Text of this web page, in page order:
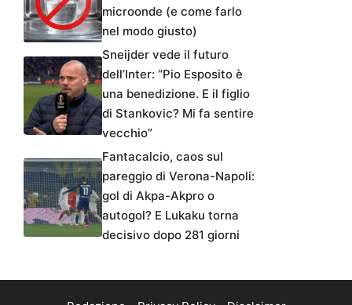
microonde (e come farlo
nel modo giusto)
Sneijder vede il futuro
dell’Inter: “Pio Esposito è
una benedizione. E il figlio
di Stankovic? Mi fa sentire
vecchio”
Fantacalcio, caos sul
pareggio di Verona-Napoli:
gol di Akpa-Akpro o
autogol? E Lukaku torna
decisivo dopo 281 giorni